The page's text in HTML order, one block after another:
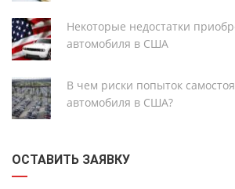
Некоторые недостатки
автомобиля в США
В чем риски попыток
автомобиля в США?
ОСТАВИТЬ ЗАЯВКУ